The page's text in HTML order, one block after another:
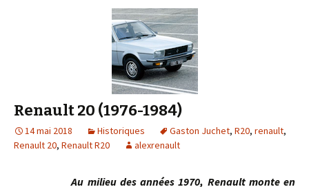
Renault 20 (1976-1984)
14 mai 2018 Historiques Gaston Juchet, R20, renault,
Renault 20, Renault R20 alexrenault
Au milieu des années 1970, Renault monte en